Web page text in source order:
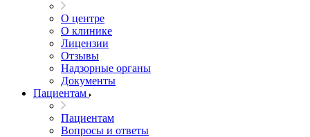
О центре
О клинике
Лицензии
Отзывы
Надзорные органы
Документы
Пациентам
Пациентам
Вопросы и ответы